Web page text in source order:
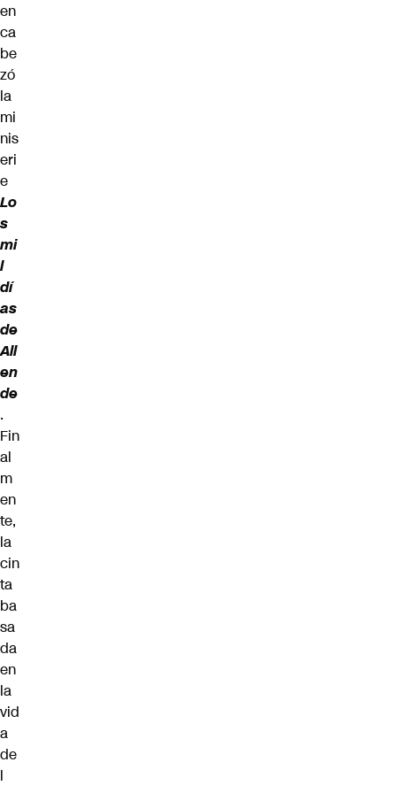
en
ca
be
zó
la
mi
nis
eri
e
Lo
s
mi
l
dí
as
de
All
en
de
.
Fin
al
m
en
te,
la
cin
ta
ba
sa
da
en
la
vid
a
de
l